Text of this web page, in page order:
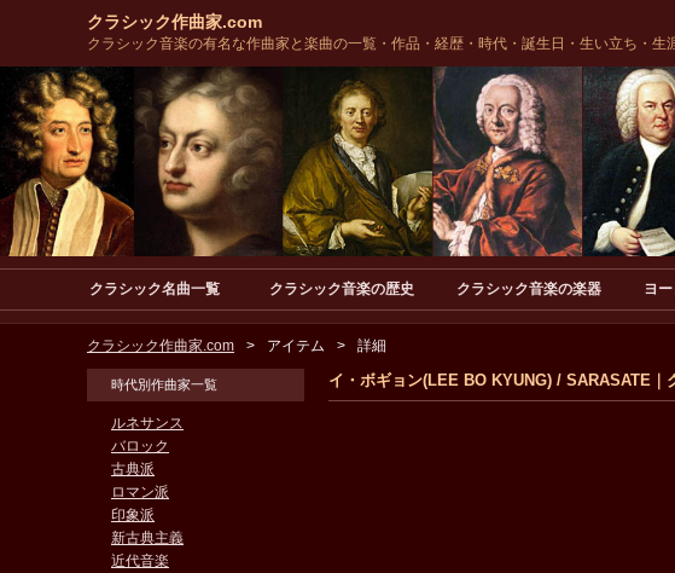
クラシック作曲家.com
クラシック音楽の有名な作曲家と楽曲の一覧・作品・経歴・時代・誕生日・生い立ち・生
クラシック名曲一覧 クラシック音楽の歴史 クラシック音楽の楽器 ヨ
クラシック作曲家.com アイテム 詳細
イ・ボギョン(LEE BO KYUNG) / SARASATE｜
時代別作曲家一覧
ルネサンス
バロック
古典派
ロマン派
印象派
新古典主義
近代音楽